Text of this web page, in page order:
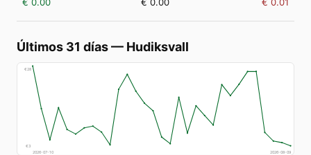
Últimos 31 días— Hudiksvall
€28
€3
2026-07-10
2026-08-09